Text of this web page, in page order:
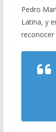
Pedro
Latina, y
reconocer